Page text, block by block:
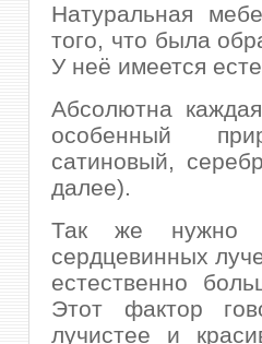
Натуральная
того, что была
У неё имеется
Абсолютна
особенный
сатиновый,
далее).
Так же нужно
сердцевинных
естественно
Этот фактор
лучистее и